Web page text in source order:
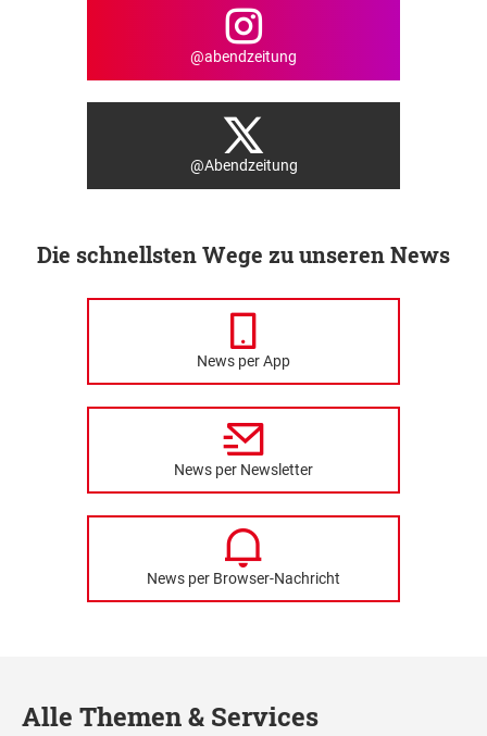
@abendzeitung
@Abendzeitung
Die schnellsten Wege zu unseren News
News per App
News per Newsletter
News per Browser-Nachricht
Alle Themen & Services